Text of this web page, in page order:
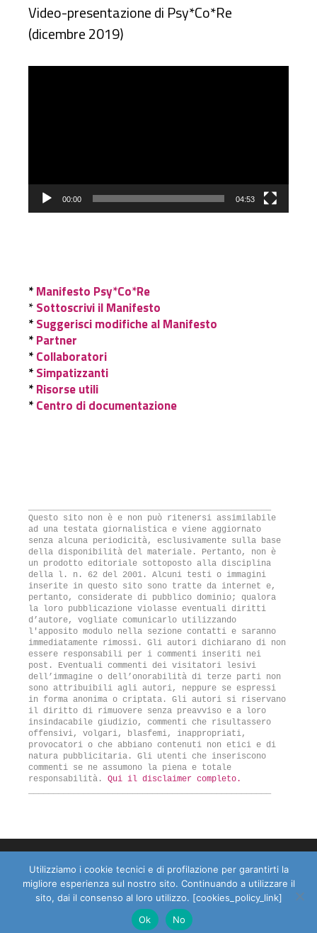
Video-presentazione di Psy*Co*Re
(dicembre 2019)
00:00 04:53
*Manifesto Psy*Co*Re
*Sottoscrivi il Manifesto
*Suggerisci modifiche al Manifesto
*Partner
*Collaboratori
*Simpatizzanti
*Risorse utili
*Centro di documentazione
Questo sito non è e non può ritenersi assimilabile
ad una testata giornalistica e viene aggiornato
senza alcuna periodicità, esclusivamente sulla base
della disponibilità del materiale. Pertanto, non è
un prodotto editoriale sottoposto alla disciplina
della l. n. 62 del 2001. Alcuni testi o immagini
inserite in questo sito sono tratte da internet e,
pertanto, considerate di pubblico dominio; qualora
la loro pubblicazione violasse eventuali diritti
d’autore, vogliate comunicarlo utilizzando
l'apposito modulo nella sezione contatti e saranno
immediatamente rimossi. Gli autori dichiarano di non
essere responsabili per i commenti inseriti nei
post. Eventuali commenti dei visitatori lesivi
dell’immagine o dell’onorabilità di terze parti non
sono attribuibili agli autori, neppure se espressi
in forma anonima o criptata. Gli autori si riservano
il diritto di rimuovere senza preavviso e a loro
insindacabile giudizio, commenti che risultassero
offensivi, volgari, blasfemi, inappropriati,
provocatori o che abbiano contenuti non etici e di
natura pubblicitaria. Gli utenti che inseriscono
commenti se ne assumono la piena e totale
responsabilità. Qui il disclaimer completo.
rilasciati sotto Licenza Creative Commons Attribuzione 4.0
Internazionale---Informativa sulla privacy---Disclaimer
© 2026 Psy*Co*Re • Creato con
Utilizziamo i cookie tecnici e di profilazione per garantirti la
migliore esperienza sul nostro sito. Continuando a utilizzare il
sito, dai il consenso al loro utilizzo. [cookies_policy_link]
Ok
No